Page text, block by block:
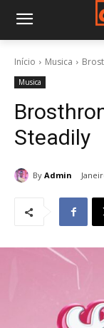
Início Musica
Musica
Steadily
By Admin